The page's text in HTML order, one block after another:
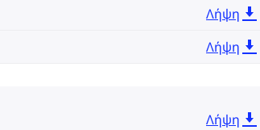
Λήψη
Λήψη
Λήψη